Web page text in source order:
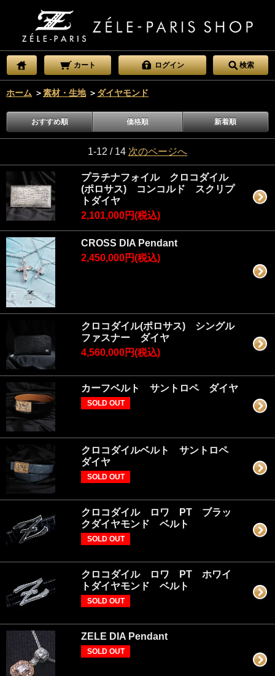
カート ログイン 検索
ホーム ＞素材・生地 ＞ ダイヤモンド
おすすめ順 価格順 新着順
1-12 / 14 次のページへ
プラチナフォイル クロコダイル
(ポロサス) コンコルド スクリプ
トダイヤ
2,101,000円(税込)
CROSS DIA Pendant
2,450,000円(税込)
クロコダイル(ポロサス) シングル
ファスナー ダイヤ
4,560,000円(税込)
カーフベルト サントロペ ダイヤ
SOLD OUT
クロコダイルベルト サントロペ
ダイヤ
SOLD OUT
クロコダイル ロワ PT ブラッ
クダイヤモンド ベルト
SOLD OUT
クロコダイル ロワ PT ホワイ
トダイヤモンド ベルト
SOLD OUT
ZELE DIA Pendant
SOLD OUT